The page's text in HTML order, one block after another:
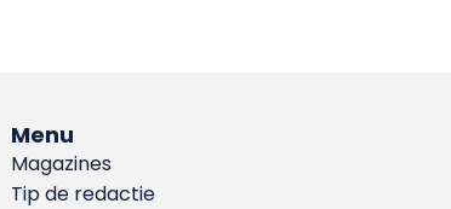
Menu
Magazines
Tip de redactie